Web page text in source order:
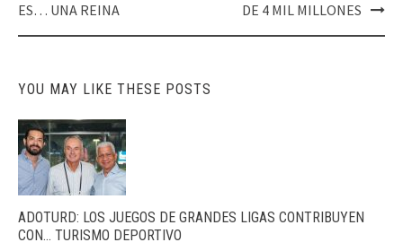
ES… UNA REINA
DE 4 MIL MILLONES
YOU MAY LIKE THESE POSTS
ADOTURD: LOS JUEGOS DE GRANDES LIGAS CONTRIBUYEN
CON… TURISMO DEPORTIVO